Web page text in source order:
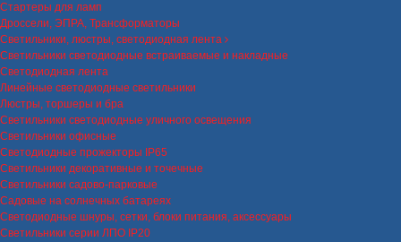
Стартеры для ламп
Дроссели, ЭПРА, Трансформаторы
Светильники, люстры, светодиодная лента
Светильники светодиодные встраиваемые и накладные
Светодиодная лента
Линейные светодиодные светильники
Люстры, торшеры и бра
Светильники светодиодные уличного освещения
Светильники офисные
Светодиодные прожекторы IP65
Светильники декоративные и точечные
Светильники садово-парковые
Садовые на солнечных батареях
Светодиодные шнуры, сетки, блоки питания, аксессуары
Светильники серии ЛПО IP20